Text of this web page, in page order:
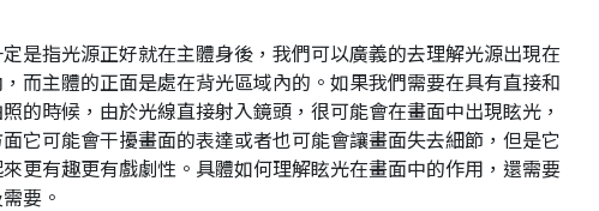
是指光源正好就在主體身後，我們可以廣義的去理解光源出現在
而主體的正面是處在背光區域內的。如果我們需要在具有直接和
的時候，由於光線直接射入鏡頭，很可能會在畫面中出現眩光，
它可能會干擾畫面的表達或者也可能會讓畫面失去細節，但是它
更有趣更有戲劇性。具體如何理解眩光在畫面中的作用，還需要
要。